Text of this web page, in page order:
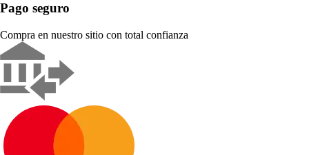
Pago seguro
Compra en nuestro sitio con total confianza